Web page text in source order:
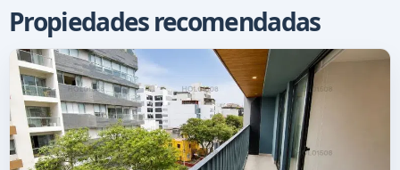
Propiedades recomendadas